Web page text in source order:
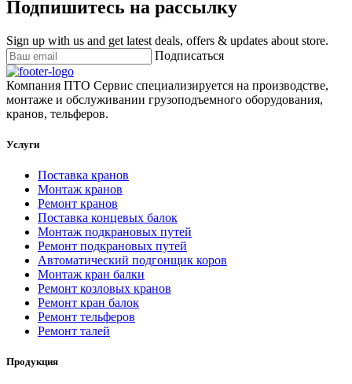
Подпишитесь на рассылку
Sign up with us and get latest deals, offers & updates about store.
Подписаться
Компания ПТО Сервис специализируется на производстве,
монтаже и обслуживании грузоподъемного оборудования,
кранов, тельферов.
Услуги
Поставка кранов
Монтаж кранов
Ремонт кранов
Поставка концевых балок
Монтаж подкрановых путей
Ремонт подкрановых путей
Автоматический подгонщик коров
Монтаж кран балки
Ремонт козловых кранов
Ремонт кран балок
Ремонт тельферов
Ремонт талей
Продукция